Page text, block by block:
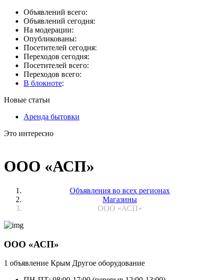
Объявлений всего:
Объявлений сегодня:
На модерации:
Опубликованы:
Посетителей сегодня:
Переходов сегодня:
Посетителей всего:
Переходов всего:
В блокноте:
Новые статьи
Аренда бытовки
Это интересно
ООО «АСП»
Объявления во всех регионах
Магазины
ООО «АСП»
ООО «АСП»
1 объявление Крым Другое оборудование